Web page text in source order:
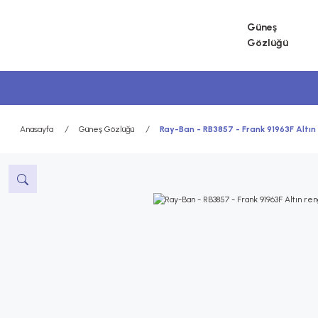
Güneş
Gözlüğü
Anasayfa Güneş Gözlüğü Ray-Ban - RB3857 - Frank 91963F